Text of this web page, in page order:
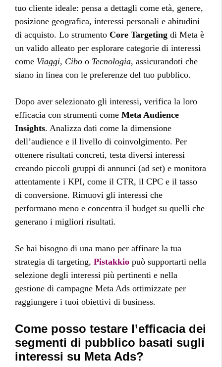
tuo cliente ideale: pensa a dettagli come età, genere,
posizione geografica, interessi personali e abitudini
di acquisto. Lo strumento Core Targeting di Meta è
un valido alleato per esplorare categorie di interessi
come Viaggi, Cibo o Tecnologia, assicurandoti che
siano in linea con le preferenze del tuo pubblico.
Dopo aver selezionato gli interessi, verifica la loro
efficacia con strumenti come Meta Audience
Insights. Analizza dati come la dimensione
dell’audience e il livello di coinvolgimento. Per
ottenere risultati concreti, testa diversi interessi
creando piccoli gruppi di annunci (ad set) e monitora
attentamente i KPI, come il CTR, il CPC e il tasso
di conversione. Rimuovi gli interessi che
performano meno e concentra il budget su quelli che
generano i migliori risultati.
Se hai bisogno di una mano per affinare la tua
strategia di targeting, Pistakkio può supportarti nella
selezione degli interessi più pertinenti e nella
gestione di campagne Meta Ads ottimizzate per
raggiungere i tuoi obiettivi di business.
Come posso testare l’efficacia dei
segmenti di pubblico basati sugli
interessi su Meta Ads?